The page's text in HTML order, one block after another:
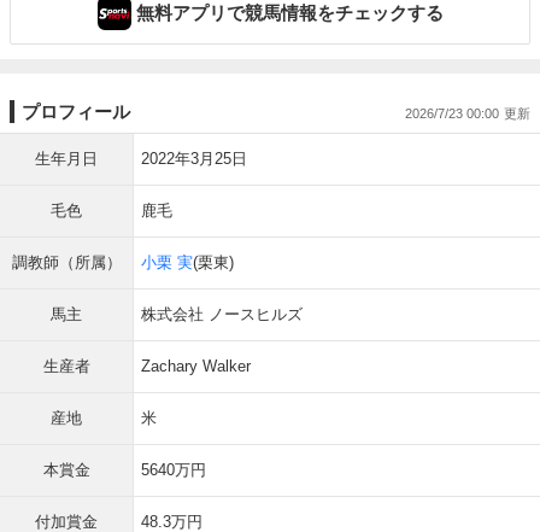
無料アプリで競馬情報をチェックする
プロフィール 2026/7/23 00:00
生年月日 2022年3月25日
毛色 鹿毛
調教師（所属） 小栗 実(栗東)
馬主 株式会社 ノースヒルズ
生産者 Zachary Walker
産地 米
本賞金 5640万円
付加賞金 48.3万円